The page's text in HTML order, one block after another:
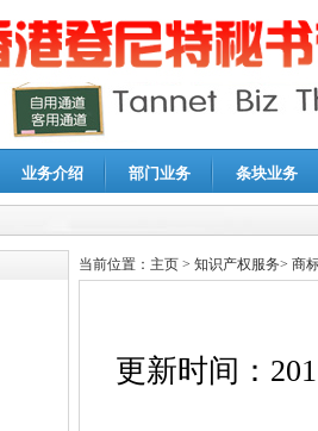
业务介绍 部门业务 条块业务
税汇算清缴申报鉴证
当前位置： 主页 > 知识产权服务> 商
更新时间：